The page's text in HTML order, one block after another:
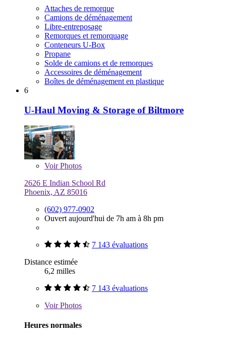
Attaches de remorque
Camions de déménagement
Libre-entreposage
Remorques et remorquage
Conteneurs U-Box
Propane
Solde de camions et de remorques
Accessoires de déménagement
Boîtes de déménagement en plastique
6
U-Haul Moving & Storage of Biltmore
VoirPhotos
2626 E Indian School Rd
Phoenix, AZ 85016
(602) 977-0902
Ouvert aujourd'hui de 7h am à 8h pm
7 143 évaluations
Distance estimée
6,2 milles
7 143 évaluations
VoirPhotos
Heures normales